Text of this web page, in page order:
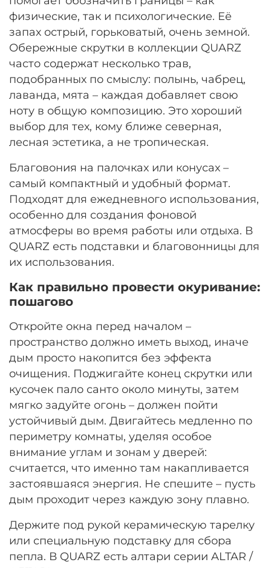
физические, так и психологические. Её
запах острый, горьковатый, очень земной.
Обережные скрутки в коллекции QUARZ
часто содержат несколько трав,
подобранных по смыслу: полынь, чабрец,
лаванда, мята – каждая добавляет свою
ноту в общую композицию. Это хороший
выбор для тех, кому ближе северная,
лесная эстетика, а не тропическая.
Благовония на палочках или конусах –
самый компактный и удобный формат.
Подходят для ежедневного использования,
особенно для создания фоновой
атмосферы во время работы или отдыха. В
QUARZ есть подставки и благовонницы для
их использования.
Как правильно провести окуривание:
пошагово
Откройте окна перед началом –
пространство должно иметь выход, иначе
дым просто накопится без эффекта
очищения. Поджигайте конец скрутки или
кусочек пало санто около минуты, затем
мягко задуйте огонь – должен пойти
устойчивый дым. Двигайтесь медленно по
периметру комнаты, уделяя особое
внимание углам и зонам у дверей:
считается, что именно там накапливается
застоявшаяся энергия. Не спешите – пусть
дым проходит через каждую зону плавно.
Держите под рукой керамическую тарелку
или специальную подставку для сбора
пепла. В QUARZ есть алтари серии ALTAR /